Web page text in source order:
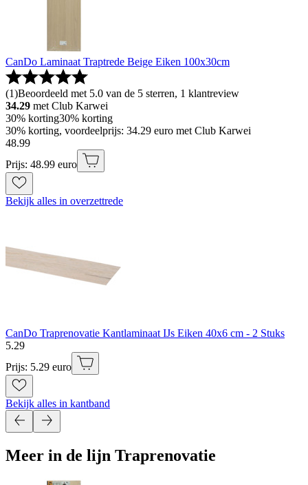
CanDo Laminaat Traptrede Beige Eiken 100x30cm
(1)Beoordeeld met 5.0 van de 5 sterren, 1 klantreview
34.29 met Club Karwei
30% korting30% korting
30% korting, voordeelprijs: 34.29 euro met Club Karwei
48.99
Prijs: 48.99 euro
Bekijk alles in overzettrede
CanDo Traprenovatie Kantlaminaat IJs Eiken 40x6 cm - 2 Stuks
5.29
Prijs: 5.29 euro
Bekijk alles in kantband
Meer in de lijn Traprenovatie